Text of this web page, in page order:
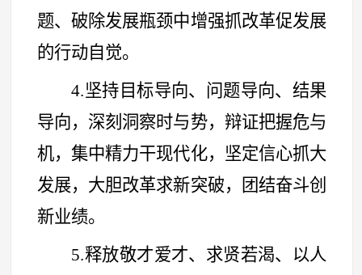
题、破除发展瓶颈中增强抓改革促发展
的行动自觉。
4.坚持目标导向、问题导向、结果
导向，深刻洞察时与势，辩证把握危与
机，集中精力干现代化，坚定信心抓大
发展，大胆改革求新突破，团结奋斗创
新业绩。
5.释放敬才爱才、求贤若渴、以人